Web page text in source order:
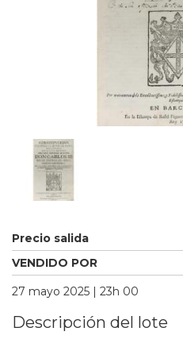
Precio salida
VENDIDO POR
27 mayo 2025 | 23h 00
Descripción del lote